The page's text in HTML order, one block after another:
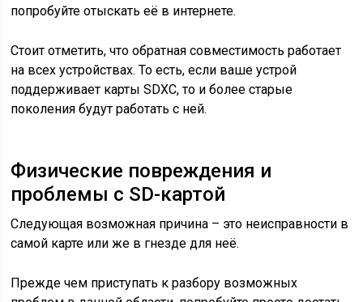
попробуйте отыскать её в интернете.
Стоит отметить, что обратная совместимость работает
на всех устройствах. То есть, если ваше устрой
поддерживает карты SDXC, то и более старые
поколения будут работать с ней.
Физические повреждения и
проблемы с SD-картой
Следующая возможная причина – это неисправности в
самой карте или же в гнезде для неё.
Прежде чем приступать к разбору возможных